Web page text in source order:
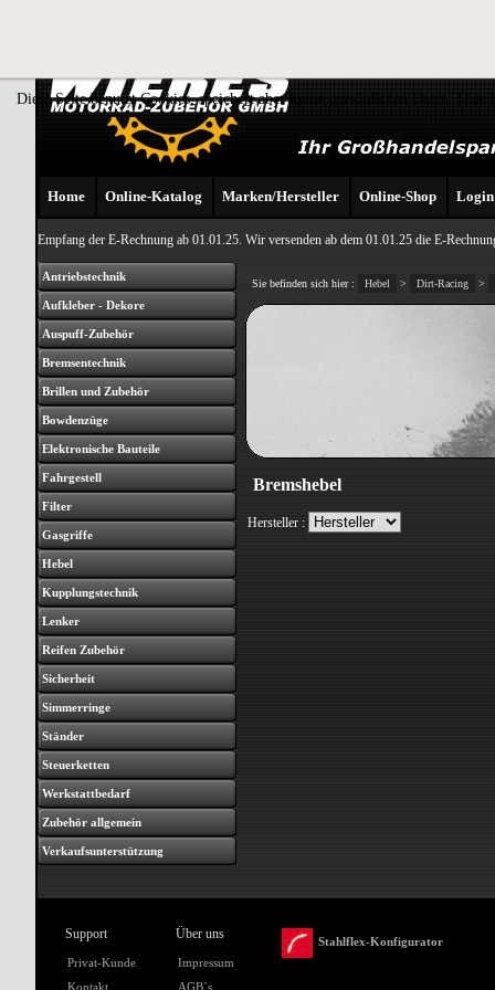
Home Online-Katalog Marken/Hersteller Online-Shop Login
Empfang der E-Rechnung ab 01.01.25. Wir versenden ab dem 01.01.25 die E-
Antriebstechnik
Aufkleber - Dekore
Auspuff-Zubehör
Bremsentechnik
Brillen und Zubehör
Bowdenzüge
Elektronische Bauteile
Fahrgestell
Filter
Gasgriffe
Hebel
Kupplungstechnik
Lenker
Reifen Zubehör
Sicherheit
Simmerringe
Ständer
Steuerketten
Werkstattbedarf
Zubehör allgemein
Verkaufsunterstützung
Sie befinden sich hier : Hebel > Dirt-Racing >
Bremshebel
Hersteller :
Support
Privat-Kunde
Kontakt
Über uns
Impressum
AGB´s
Stahlflex-Konfigurator
Diese Seite benutzt Cookies, speichert aber keine persönlichen Daten. Hier